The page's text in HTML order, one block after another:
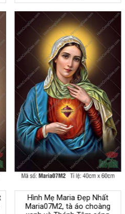
Hình Mẹ Maria Đẹp Nhất
Maria07M2, tà áo choàng